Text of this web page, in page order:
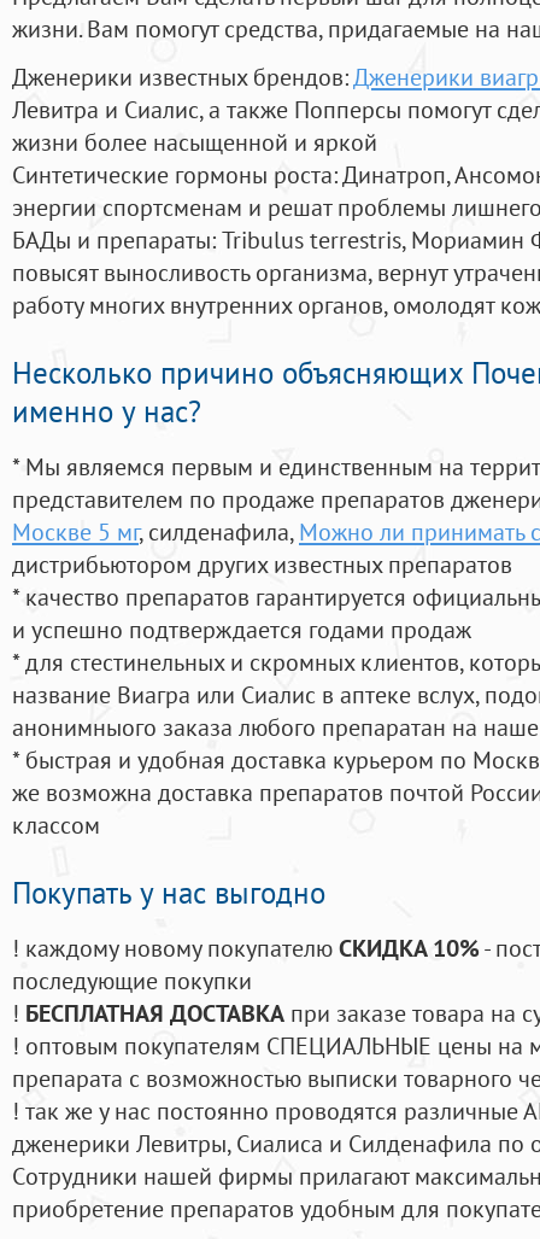
жизни. Вам помогут средства, придагаемые на
Дженерики известных брендов:Дженерики
Левитра и Сиалис, а также Попперсы помогут
жизни более насыщенной и яркой
Синтетические гормоны роста: Динатроп,
энергии спортсменам и решат проблемы
БАДы и препараты:Tribulus terrestris, Мориамин
повысят выносливость организма, вернут
работу многих внутренних органов, омолодят
Несколько причино объясняющих
именно у нас?
* Мы являемся первым и единственным на
представителем по продаже препаратов
Москве 5 мг, силденафила, Можно ли принимать
дистрибьютором других известных препаратов
* качество препаратов гарантируется
и успешно подтверждается годами продаж
* для стестинельных и скромных клиентов,
название Виагра или Сиалис в аптеке вслух,
анонимныого заказа любого препаратан на
* быстрая и удобная доставка курьером по
же возможна доставка препаратов почтой
классом
Покупать у нас выгодно
! каждому новому покупателюСКИДКА 10%-
последующие покупки
! БЕСПЛАТНАЯ ДОСТАВКА при заказе товара на
! оптовым покупателям СПЕЦИАЛЬНЫЕ цены на
препарата с возможностью выписки товарного
! так же у нас постоянно проводятся
дженерики Левитры, Сиалиса и Силденафила по
Cотрудники нашей фирмы прилагают
приобретение препаратов удобным для